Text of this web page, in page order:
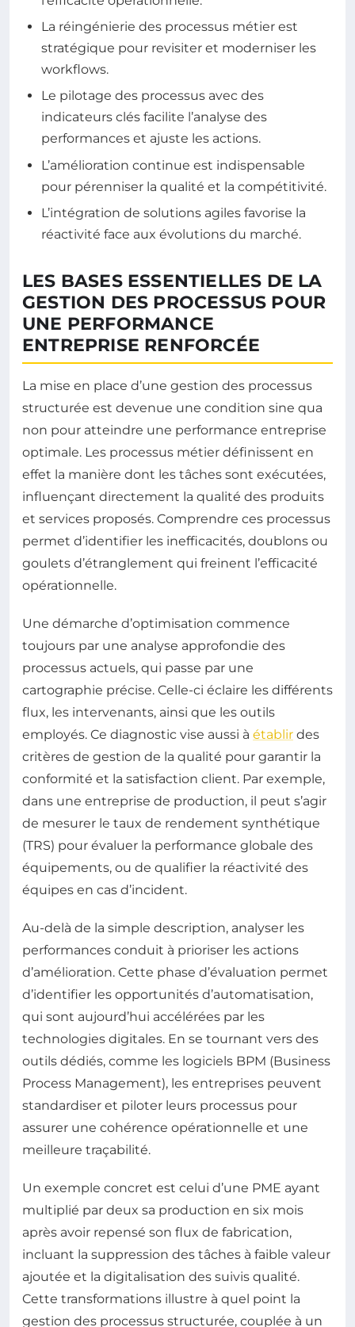
La réingénierie des processus métier est
stratégique pour revisiter et moderniser les
workflows.
Le pilotage des processus avec des
indicateurs clés facilite l’analyse des
performances et ajuste les actions.
L’amélioration continue est indispensable
pour pérenniser la qualité et la compétitivité.
L’intégration de solutions agiles favorise la
réactivité face aux évolutions du marché.
LES BASES ESSENTIELLES DE LA
GESTION DES PROCESSUS POUR
UNE PERFORMANCE
ENTREPRISE RENFORCÉE
La mise en place d’une gestion des processus
structurée est devenue une condition sine qua
non pour atteindre une performance entreprise
optimale. Les processus métier définissent en
effet la manière dont les tâches sont exécutées,
influençant directement la qualité des produits
et services proposés. Comprendre ces processus
permet d’identifier les inefficacités, doublons ou
goulets d’étranglement qui freinent l’efficacité
opérationnelle.
Une démarche d’optimisation commence
toujours par une analyse approfondie des
processus actuels, qui passe par une
cartographie précise. Celle-ci éclaire les différents
flux, les intervenants, ainsi que les outils
employés. Ce diagnostic vise aussi à établir des
critères de gestion de la qualité pour garantir la
conformité et la satisfaction client. Par exemple,
dans une entreprise de production, il peut s’agir
de mesurer le taux de rendement synthétique
(TRS) pour évaluer la performance globale des
équipements, ou de qualifier la réactivité des
équipes en cas d’incident.
Au-delà de la simple description, analyser les
performances conduit à prioriser les actions
d’amélioration. Cette phase d’évaluation permet
d’identifier les opportunités d’automatisation,
qui sont aujourd’hui accélérées par les
technologies digitales. En se tournant vers des
outils dédiés, comme les logiciels BPM (Business
Process Management), les entreprises peuvent
standardiser et piloter leurs processus pour
assurer une cohérence opérationnelle et une
meilleure traçabilité.
Un exemple concret est celui d’une PME ayant
multiplié par deux sa production en six mois
après avoir repensé son flux de fabrication,
incluant la suppression des tâches à faible valeur
ajoutée et la digitalisation des suivis qualité.
Cette transformations illustre à quel point la
gestion des processus structurée, couplée à un